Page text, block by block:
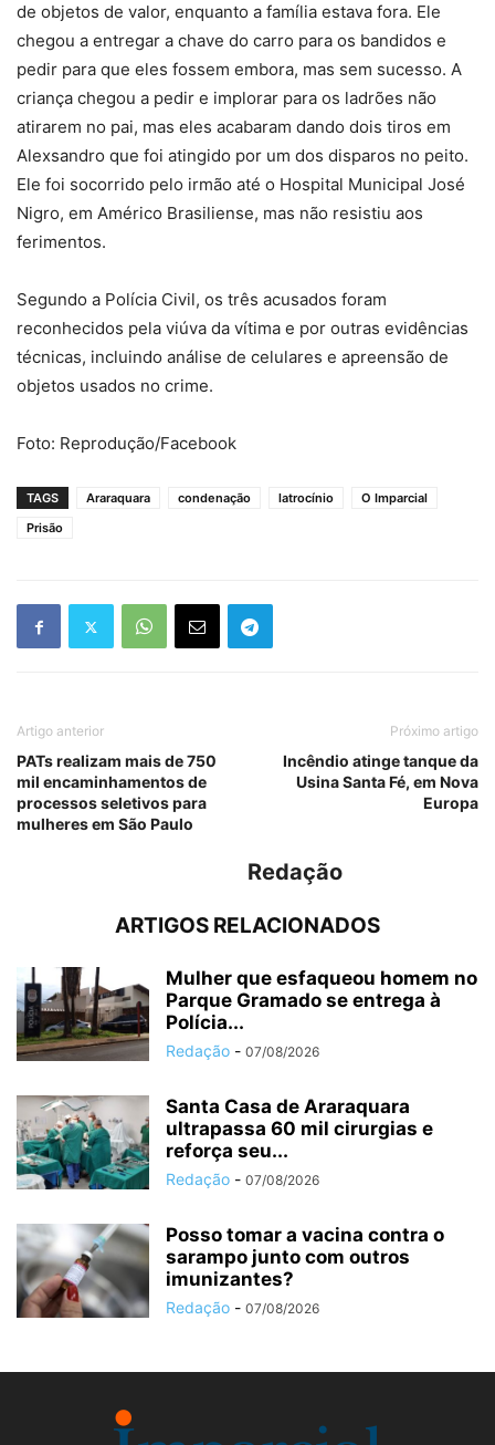
de objetos de valor, enquanto a família estava fora. Ele
chegou a entregar a chave do carro para os bandidos e
pedir para que eles fossem embora, mas sem sucesso. A
criança chegou a pedir e implorar para os ladrões não
atirarem no pai, mas eles acabaram dando dois tiros em
Alexsandro que foi atingido por um dos disparos no peito.
Ele foi socorrido pelo irmão até o Hospital Municipal José
Nigro, em Américo Brasiliense, mas não resistiu aos
ferimentos.
Segundo a Polícia Civil, os três acusados foram
reconhecidos pela viúva da vítima e por outras evidências
técnicas, incluindo análise de celulares e apreensão de
objetos usados no crime.
Foto: Reprodução/Facebook
TAGS Araraquara condenação latrocínio
O Imparcial
Prisão
Artigo anterior
PATs realizam mais de 750
mil encaminhamentos de
processos seletivos para
mulheres em São Paulo
Próximo artigo
Incêndio atinge tanque da
Usina Santa Fé, em Nova
Europa
Redação
ARTIGOS RELACIONADOS
Mulher que esfaqueou homem no
Parque Gramado se entrega à
Polícia...
Redação - 07/08/2026
Santa Casa de Araraquara
ultrapassa 60 mil cirurgias e
reforça seu...
Redação - 07/08/2026
Posso tomar a vacina contra o
sarampo junto com outros
imunizantes?
Redação - 07/08/2026